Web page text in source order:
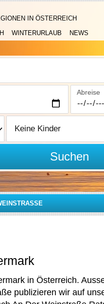
IN ÖSTERREICH
WINTERURLAUB NEWS
Abreise
Suchen
in Österreich.
publizieren wir auf